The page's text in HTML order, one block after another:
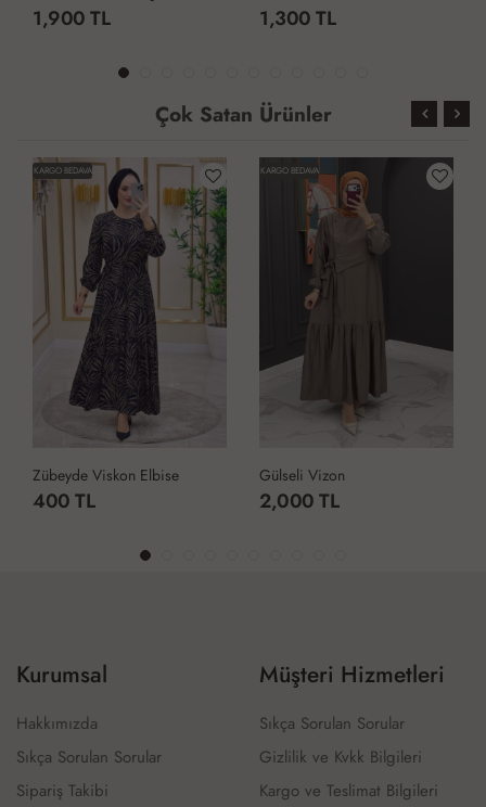
1,900 TL 1,300 TL
Çok Satan Ürünler
KARGO BEDAVA
Zübeyde Viskon Elbise
400 TL
KARGO BEDAVA
Gülseli Vizon
2,000 TL
Kurumsal
Hakkımızda
Sıkça Sorulan Sorular
Sipariş Takibi
Müşteri Hizmetleri
Sıkça Sorulan Sorular
Gizlilik ve Kvkk Bilgileri
Kargo ve Teslimat Bilgileri